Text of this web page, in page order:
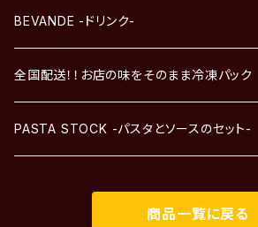
BEVANDE -ドリンク-
全国配送！！お店の味をそのまま冷凍パック
パスタソース
PASTA STOCK -パスタとソースのセット-
商品一覧に戻る